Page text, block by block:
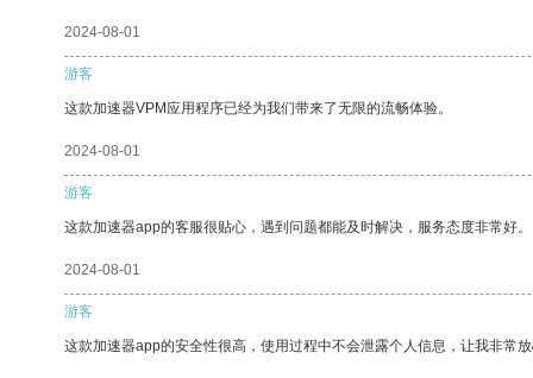
2024-08-01
游客
这款加速器VPM应用程序已经为我们带来了无限的流畅体验。
2024-08-01
游客
这款加速器app的客服很贴心，遇到问题都能及时解决，服务态度非常好。
2024-08-01
游客
这款加速器app的安全性很高，使用过程中不会泄露个人信息，让我非常